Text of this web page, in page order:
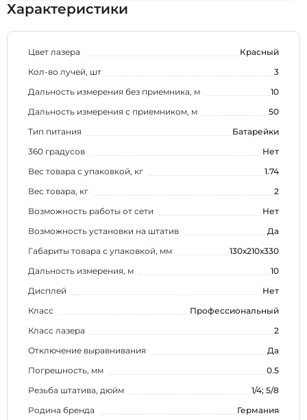
Характеристики
Цвет лазера
Красный
Кол-во лучей, шт
3
Дальность измерения без приемника, м
10
Дальность измерения с приемником, м
50
Тип питания
Батарейки
360 градусов
Нет
Вес товара с упаковкой, кг
1.74
Вес товара, кг
2
Возможность работы от сети
Нет
Возможность установки на штатив
Да
Габариты товара с упаковкой, мм
130х210х330
Дальность измерения, м
10
Дисплей
Нет
Класс
Профессиональный
Класс лазера
2
Отключение выравнивания
Да
Погрешность, мм
0.5
Резьба штатива, дюйм
1/4; 5/8
Родина бренда
Германия